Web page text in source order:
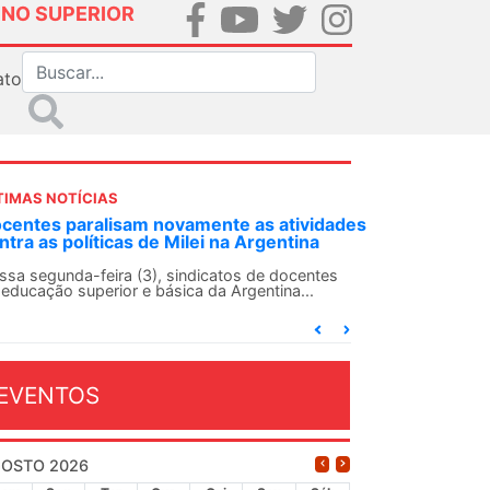
SUPERIOR
NOTÍCIAS
SN convoca docentes para Dia de
Internacionalista com Cuba em
de agosto
SN conclama suas seções sindicais e o
2026